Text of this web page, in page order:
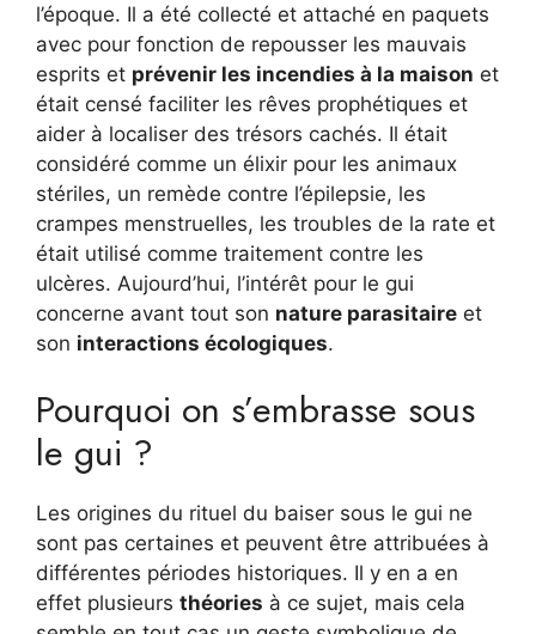
l’époque. Il a été collecté et attaché en paquets
avec pour fonction de repousser les mauvais
esprits et prévenir les incendies à la maison et
était censé faciliter les rêves prophétiques et
aider à localiser des trésors cachés. Il était
considéré comme un élixir pour les animaux
stériles, un remède contre l’épilepsie, les
crampes menstruelles, les troubles de la rate et
était utilisé comme traitement contre les
ulcères. Aujourd’hui, l’intérêt pour le gui
concerne avant tout son nature parasitaire et
son interactions écologiques.
Pourquoi on s’embrasse sous
le gui ?
Les origines du rituel du baiser sous le gui ne
sont pas certaines et peuvent être attribuées à
différentes périodes historiques. Il y en a en
effet plusieurs théories à ce sujet, mais cela